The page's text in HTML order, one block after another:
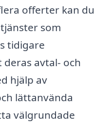
offerter kan du
som
tidigare
avtal- och
hjälp av
lättanvända
välgrundade